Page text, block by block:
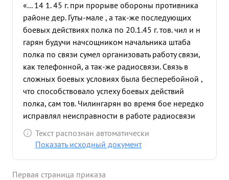
«... 14 1. 45 г. при прорыве обороны противника
районе дер. Гуты-мале , а так-же последующих
боевых действиях полка по 20.1.45 г. тов. чил и н
гарян будучи начсощником начальника штаба
полка по связи сумел организовать работу связи,
как телефонной, а так-же радиосвязи. Связь в
сложных боевых условиях была бесперебойной ,
что способствовало успеху боевых действий
полка, сам тов. Чилингарян во время бое нередко
исправлял неисправности в работе радиосвязи
бою ведет себя смело и решительно. ...»
Текст распознан автоматически
Показать исходный документ
Первая страница приказа